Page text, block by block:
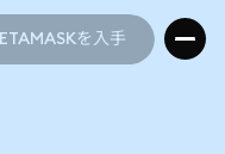
を入手